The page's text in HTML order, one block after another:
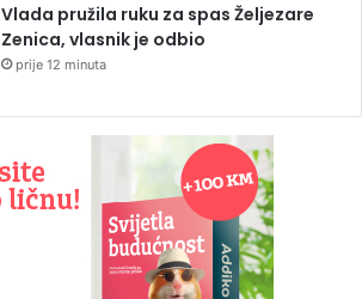
Vlada pružila ruku za spas Željezare
Zenica, vlasnik je odbio
prije 12 minuta